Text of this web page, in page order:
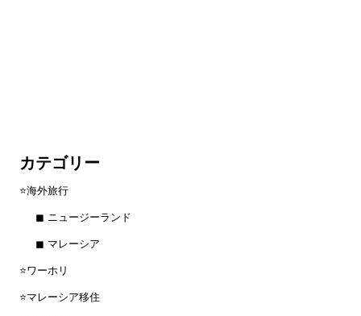
カテゴリー
⭐️海外旅行
◼︎ ニュージーランド
◼︎ マレーシア
⭐️ワーホリ
⭐️マレーシア移住